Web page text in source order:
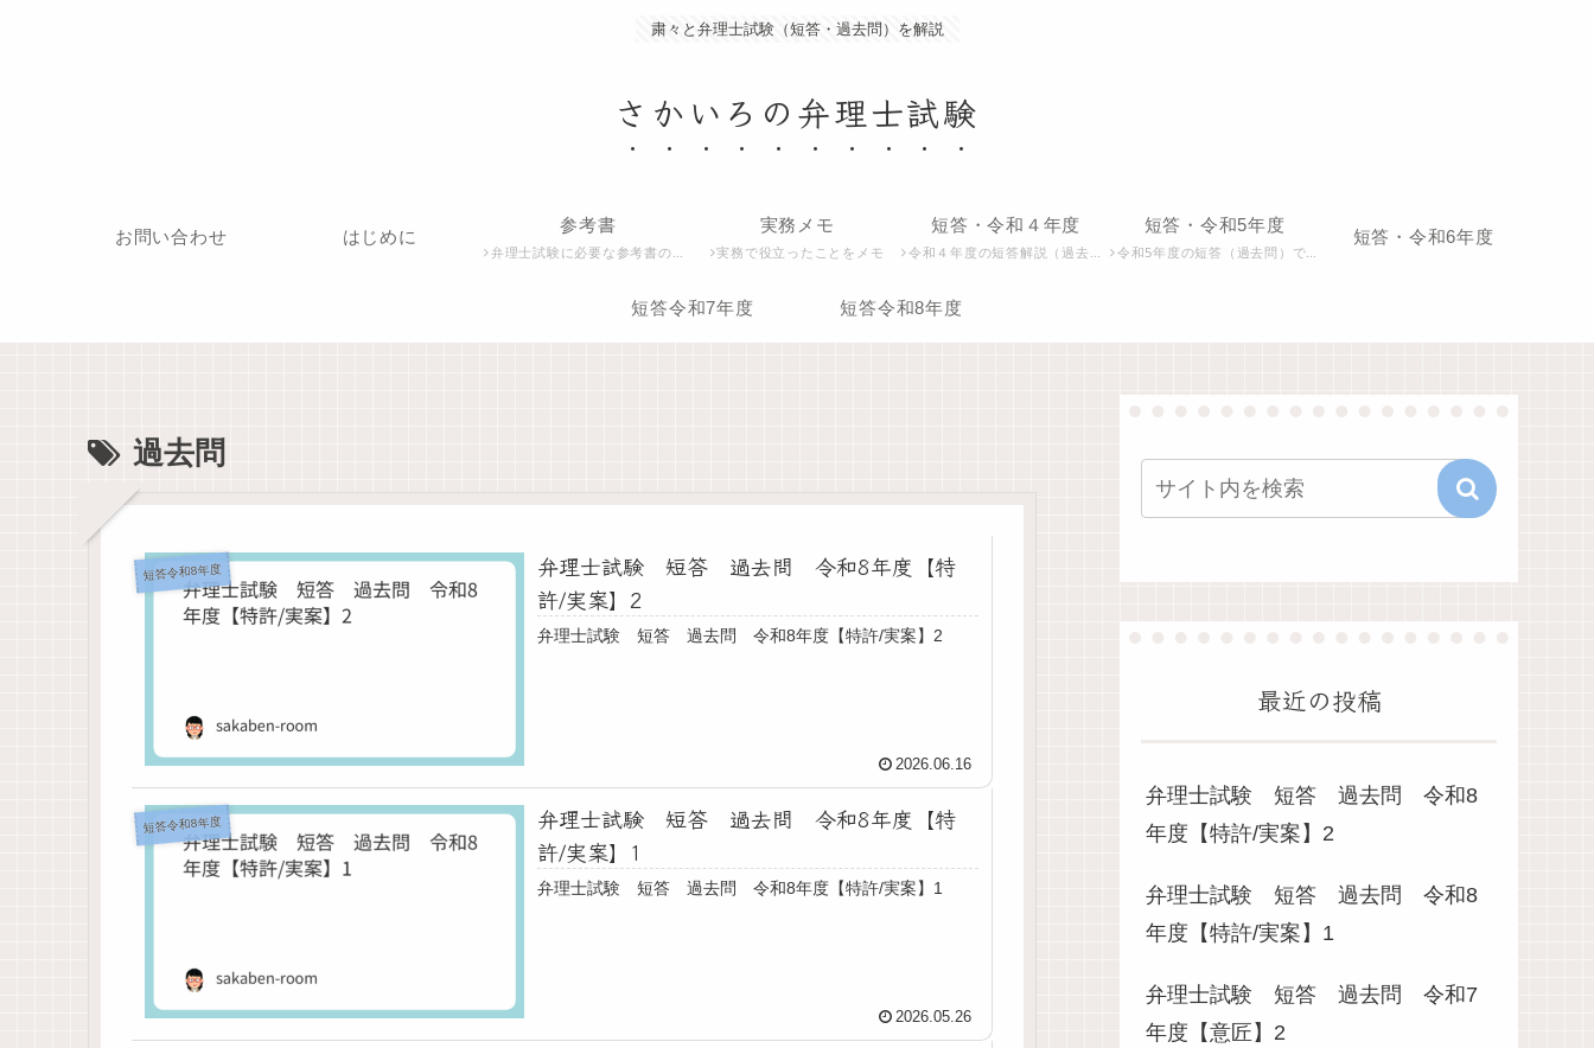
粛々と弁理士試験（短答・過去問）を解説
さかいろの弁理士試験
お問い合わせ はじめに
参考書
弁理士試験に必要な参考書の紹介
実務メモ
実務で役立ったことをメモ
短答・令和４年度
令和４年度の短答解説（過去問）です。
短答・令和5年度
令和5年度の短答（過去問）です。
短答・令和6年度
短答令和7年度 短答令和8年度
過去問
短答令和8年度
弁理士試験 短答 過去問 令和8年度【特
許/実案】2
弁理士試験 短答 過去問 令和8年度【特許/実案】2
2026.06.16
短答令和8年度
弁理士試験 短答 過去問 令和8年度【特
許/実案】1
弁理士試験 短答 過去問 令和8年度【特許/実案】1
2026.05.26
最近の投稿
弁理士試験 短答 過去問 令和8
年度【特許/実案】2
弁理士試験 短答 過去問 令和8
年度【特許/実案】1
弁理士試験 短答 過去問 令和7
年度【意匠】2